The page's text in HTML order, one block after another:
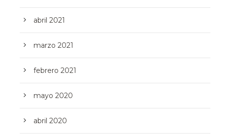
abril 2021
marzo 2021
febrero 2021
mayo 2020
abril 2020